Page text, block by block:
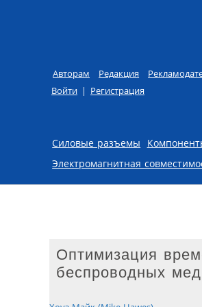
Авторам Редакция
Войти | Регистрация
Skip to content
Силовые разъемы
Электромагнитная
Оптимизация
беспроводных